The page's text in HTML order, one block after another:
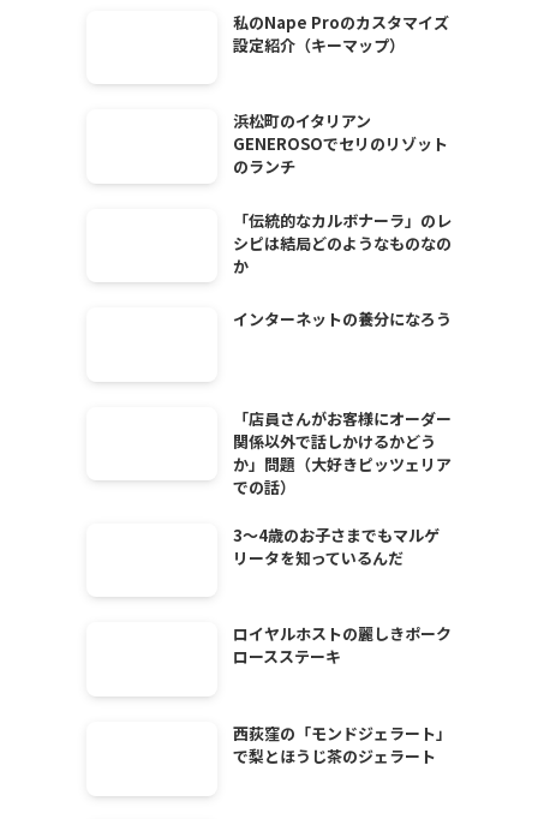
私のNape Proのカスタマイズ
設定紹介（キーマップ）
浜松町のイタリアン
GENEROSOでセリのリゾット
のランチ
「伝統的なカルボナーラ」のレ
シピは結局どのようなものなの
か
インターネットの養分になろう
「店員さんがお客様にオーダー
関係以外で話しかけるかどう
か」問題（大好きピッツェリア
での話）
3～4歳のお子さまでもマルゲ
リータを知っているんだ
ロイヤルホストの麗しきポーク
ロースステーキ
西荻窪の「モンドジェラート」
で梨とほうじ茶のジェラート